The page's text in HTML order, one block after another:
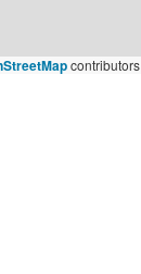
contributors